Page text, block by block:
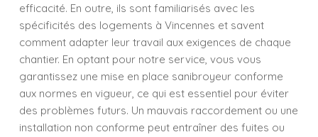
efficacité. En outre, ils sont familiarisés avec les
spécificités des logements à Vincennes et savent
comment adapter leur travail aux exigences de chaque
chantier. En optant pour notre service, vous vous
garantissez une mise en place sanibroyeur conforme
aux normes en vigueur, ce qui est essentiel pour éviter
des problèmes futurs. Un mauvais raccordement ou une
installation non conforme peut entraîner des fuites ou